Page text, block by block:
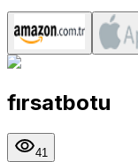
fırsatbotu
41